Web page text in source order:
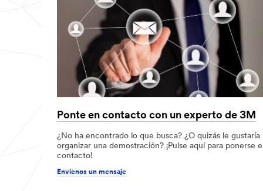
Ponte en contacto con un experto de 3M
¿No ha encontrado lo que busca? ¿O quizás le gustaría
organizar una demostración? ¡Pulse aquí para ponerse
contacto!
Envíenos un mensaje